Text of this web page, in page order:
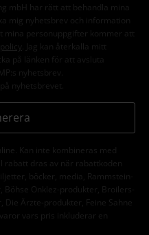
mbH har rätt att behandla mina
mig nyhetsbrev och information
mina personuppgifter kommer att
. Jag kan återkalla mitt
på länken för att avsluta
nyhetsbrev.
nyhetsbrevet.
Kan inte kombineras med
rabatt dras av när rabattkoden
böcker, media, Rammstein-
Onklez-produkter, Broilers-
Ärzte-produkter, Feine Sahne
vars pris inkluderar en